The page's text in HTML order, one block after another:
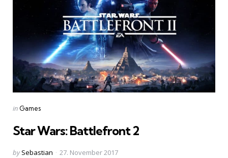
Categories
Posted
in Games
Star Wars: Battlefront 2
Posted
by Sebastian 27. November 2017